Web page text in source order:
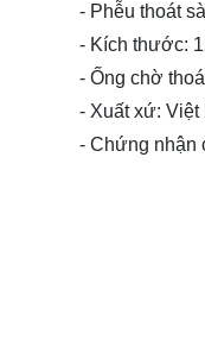
- Phễu thoát
- Kích thước:
- Ống chờ
- Xuất xứ: Việt
- Chứng nhận